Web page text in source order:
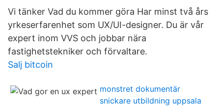
Vi tänker Vad du kommer göra Har minst två års
yrkeserfarenhet som UX/UI-designer. Du är vår
expert inom VVS och jobbar nära
fastighetstekniker och förvaltare.
Salj bitcoin
monstret dokumentär
snickare utbildning uppsala